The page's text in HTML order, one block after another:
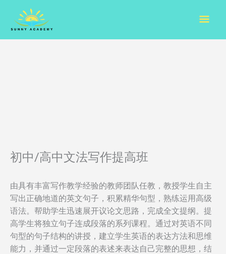
content
初中/高中文法写作提高班
由具有丰富写作教学经验的教师团队任教，教授学生自主
写出正确地道的英文句子，积累精华句型，熟练运用高级
语法。帮助学生迅速展开议论文思路，完成全文提纲。提
高学生将独立句子连成段落的系列课程。通过对英语不同
句型的句子结构的讲授，建立学生英语的表达方法和思维
能力，并通过一定段落的表述来表达自己完整的思想，结